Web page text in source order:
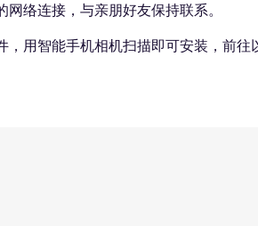
络连接，与亲朋好友保持联系。
用智能手机相机扫描即可安装，前